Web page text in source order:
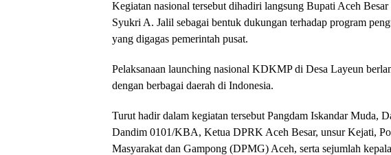
Kegiatan nasional tersebut dihadiri langsung Bupati Aceh
Syukri A. Jalil sebagai bentuk dukungan terhadap program
yang digagas pemerintah pusat.
Pelaksanaan launching nasional KDKMP di Desa Layeun
dengan berbagai daerah di Indonesia.
Turut hadir dalam kegiatan tersebut Pangdam Iskandar Muda,
Dandim 0101/KBA, Ketua DPRK Aceh Besar, unsur Kejati,
Masyarakat dan Gampong (DPMG) Aceh, serta sejumlah